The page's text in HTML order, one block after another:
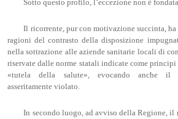
Sotto questo profilo, l’eccezione non è
Il ricorrente, pur con motivazione succinta,
ragioni del contrasto della disposizione
nella sottrazione alle aziende sanitarie locali di
riservate dalle norme statali indicate come
«tutela della salute», evocando anche il
asseritamente violato.
In secondo luogo, ad avviso della Regione, il